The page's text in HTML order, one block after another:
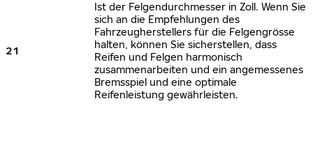
21
Ist der Felgendurchmesser in Zoll. Wenn Sie
sich an die Empfehlungen des
Fahrzeugherstellers für die Felgengrösse
halten, können Sie sicherstellen, dass
Reifen und Felgen harmonisch
zusammenarbeiten und ein angemessenes
Bremsspiel und eine optimale
Reifenleistung gewährleisten.